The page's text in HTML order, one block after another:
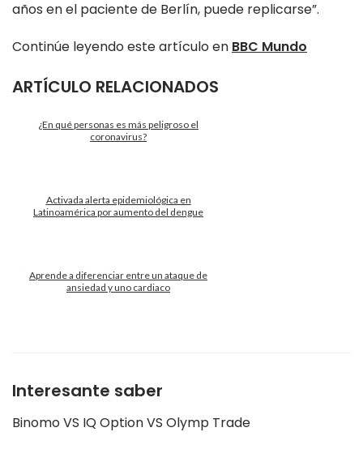
años en el paciente de Berlín, puede replicarse”.
Continúe leyendo este artículo en BBC Mundo
ARTÍCULO RELACIONADOS
¿En qué personas es más peligroso el
coronavirus?
Activada alerta epidemiológica en
Latinoamérica por aumento del dengue
Aprende a diferenciar entre un ataque de
ansiedad y uno cardiaco
Interesante saber
Binomo VS IQ Option VS Olymp Trade